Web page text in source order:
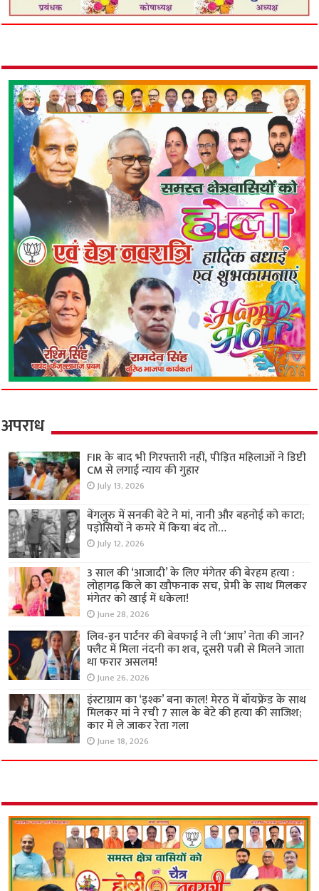
अपराध
FIR के बाद भी गिरफ्तारी नहीं, पीड़ित महिलाओं ने डिप्टी
CM से लगाई न्याय की गुहार
July 13, 2026
बेंगलुरु में सनकी बेटे ने मां, नानी और बहनोई को काटा;
पड़ोसियों ने कमरे में किया बंद तो…
July 12, 2026
3 साल की ‘आजादी’ के लिए मंगेतर की बेरहम हत्या :
लोहागढ़ किले का खौफनाक सच, प्रेमी के साथ मिलकर
मंगेतर को खाई में धकेला!
June 28, 2026
लिव-इन पार्टनर की बेवफाई ने ली ‘आप’ नेता की जान?
फ्लैट में मिला नंदनी का शव, दूसरी पत्नी से मिलने जाता
था फरार असलम!
June 26, 2026
इंस्टाग्राम का ‘इश्क’ बना काल! मेरठ में बॉयफ्रेंड के साथ
मिलकर मां ने रची 7 साल के बेटे की हत्या की साजिश;
कार में ले जाकर रेता गला
June 18, 2026